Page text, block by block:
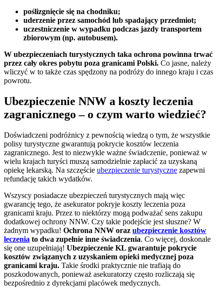
poślizgnięcie się na chodniku;
uderzenie przez samochód lub spadający przedmiot;
uczestniczenie w wypadku podczas jazdy transportem
zbiorowym (np. autobusem).
W ubezpieczeniach turystycznych taka ochrona powinna trwać
przez cały okres pobytu poza granicami Polski. Co jasne, należy
wliczyć w to także czas spędzony na podróży do innego kraju i czas
powrotu.
Ubezpieczenie NNW a koszty leczenia
zagranicznego – o czym warto wiedzieć?
Doświadczeni podróżnicy z pewnością wiedzą o tym, że wszystkie
polisy turystyczne gwarantują pokrycie kosztów leczenia
zagranicznego. Jest to niezwykle ważne świadczenie, ponieważ w
wielu krajach turyści muszą samodzielnie zapłacić za uzyskaną
opiekę lekarską. Na szczęście ubezpieczenie turystyczne zapewni
refundację takich wydatków.
Wszyscy posiadacze ubezpieczeń turystycznych mają więc
gwarancję tego, że asekurator pokryje koszty leczenia poza
granicami kraju. Przez to niektórzy mogą podważać sens zakupu
dodatkowej ochrony NNW. Czy takie podejście jest słuszne? W
żadnym wypadku! Ochrona NNW oraz ubezpieczenie kosztów
leczenia to dwa zupełnie inne świadczenia. Co więcej, doskonale
się one uzupełniają! Ubezpieczenie KL gwarantuje pokrycie
kosztów związanych z uzyskaniem opieki medycznej poza
granicami kraju. Takie środki praktycznie nie trafiają do
poszkodowanych, ponieważ asekuratorzy często rozliczają się
bezpośrednio z dyrekcjami placówek medycznych.